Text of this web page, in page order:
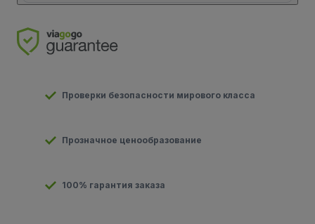
Проверки безопасности мирового класса
Прозначное ценообразование
100% гарантия заказа